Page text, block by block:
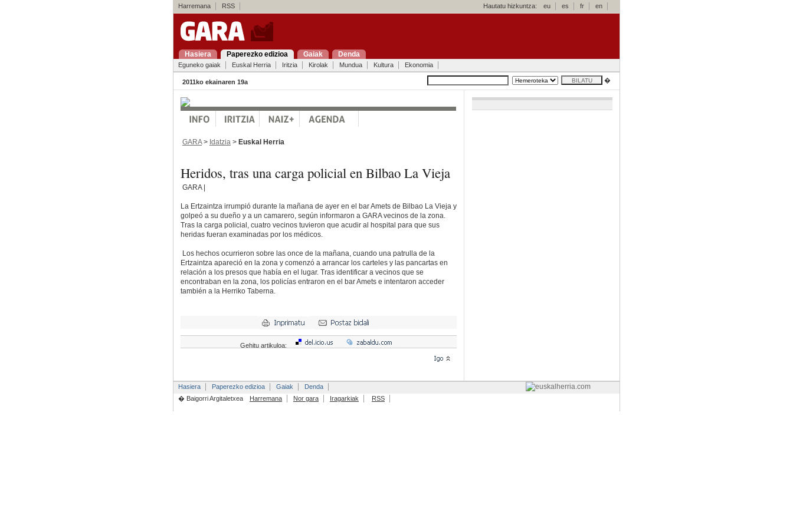
Harremana RSS Hautatu hizkuntza: eu es fr en
Hasiera Paperezko edizioa Gaiak Denda
Eguneko gaiak Euskal Herria Iritzia Kirolak Mundua Kultura Ekonomia
2011ko ekainaren 19a �
GARA> Idatzia > Euskal Herria
Heridos, tras una carga policial en Bilbao La Vieja
GARA |
La Ertzaintza irrumpió durante la mañana de ayer en el bar Amets de Bilbao La Vieja y
golpeó a su dueño y a un camarero, según informaron a GARA vecinos de la zona.
Tras la carga policial, cuatro vecinos tuvieron que acudir al hospital para que sus
heridas fueran examinadas por los médicos.
Los hechos ocurrieron sobre las once de la mañana, cuando una patrulla de la
Ertzaintza apareció en la zona y comenzó a arrancar los carteles y las pancartas en
relación a los presos que había en el lugar. Tras identificar a vecinos que se
encontraban en la zona, los policías entraron en el bar Amets e intentaron acceder
también a la Herriko Taberna.
Gehitu artikuloa:
Hasiera Paperezko edizioa Gaiak
Denda
� Baigorri Argitaletxea
Harremana Nor gara Iragarkiak RSS